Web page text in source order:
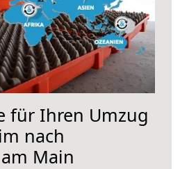
für Ihren Umzug
nach
Main